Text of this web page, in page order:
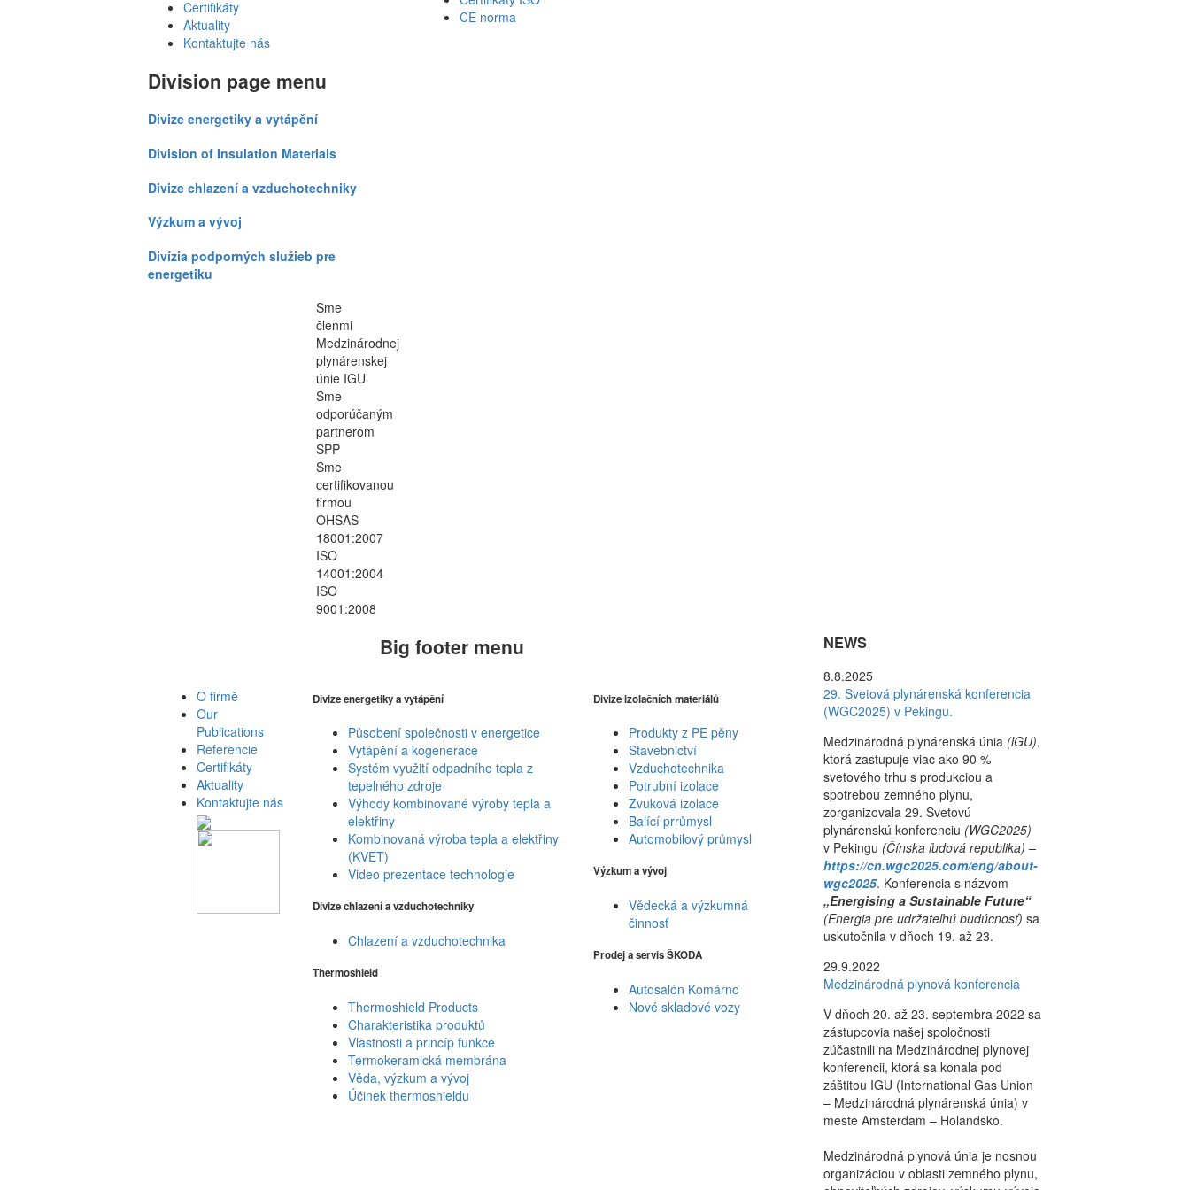
CE norma
Certifikáty
Aktuality
Kontaktujte nás
Division page menu
Divize energetiky a vytápění
Division of Insulation Materials
Divize chlazení a vzduchotechniky
Výzkum a vývoj
Divízia podporných služieb pre
energetiku
Sme
členmi
Medzinárodnej
plynárenskej
únie IGU
Sme
odporúčaným
partnerom
SPP
Sme
certifikovanou
firmou
OHSAS
18001:2007
ISO
14001:2004
ISO
9001:2008
NEWS
8.8.2025
29. Svetová plynárenská konferencia
(WGC2025) v Pekingu.
Medzinárodná plynárenská únia (lGU),
ktorá zastupuje viac ako 90 %
svetového trhu s produkciou a
spotrebou zemného plynu,
zorganizovala 29. Svetovú
plynárenskú konferenciu (WGC2025)
v Pekingu (Čínska ľudová republika) –
https://cn.wgc2025.com/eng/about-
wgc2025. Konferencia s názvom
„Energising a Sustainable Future“
(Energia pre udržateľnú budúcnosť) sa
uskutočnila v dňoch 19. až 23.
29.9.2022
Medzinárodná plynová konferencia
V dňoch 20. až 23. septembra 2022 sa
zástupcovia našej spoločnosti
zúčastnili na Medzinárodnej plynovej
konferencii, ktorá sa konala pod
záštitou IGU (International Gas Union
– Medzinárodná plynárenská únia) v
meste Amsterdam – Holandsko.
Medzinárodná plynová únia je nosnou
organizáciou v oblasti zemného plynu,
Big footer menu
O firmě
Our
Publications
Referencie
Certifikáty
Aktuality
Kontaktujte nás
Divize energetiky a vytápění
Působení společnosti v energetice
Vytápění a kogenerace
Systém využití odpadního tepla z
tepelného zdroje
Výhody kombinované výroby tepla a
elektřiny
Kombinovaná výroba tepla a elektřiny
(KVET)
Video prezentace technologie
Divize chlazení a vzduchotechniky
Chlazení a vzduchotechnika
Thermoshield
Thermoshield Products
Charakteristika produktů
Vlastnosti a princíp funkce
Termokeramická membrána
Věda, výzkum a vývoj
Účinek thermoshieldu
Divize izolačních materiálů
Produkty z PE pěny
Stavebnictví
Vzduchotechnika
Potrubní izolace
Zvuková izolace
Balící prrůmysl
Automobilový průmysl
Výzkum a vývoj
Vědecká a výzkumná
činnosť
Prodej a servis ŠKODA
Autosalón Komárno
Nové skladové vozy